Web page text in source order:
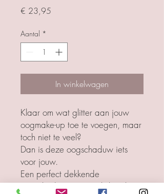
€ 23,95
Aantal *
In winkelwagen
Klaar om wat glitter aan jouw
oogmake-up toe te voegen, maar
toch niet te veel?
Dan is deze oogschaduw iets
voor jouw.
Een perfect dekkende
oogschaduw met een lichte shine